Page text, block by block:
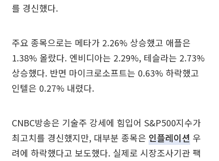
를 경신했다.
주요 종목으로는 메타가 2.26% 상승했고 애플은
1.38% 올랐다. 엔비디아는 2.29%, 테슬라는 2.73%
상승했다. 반면 마이크로소프트는 0.63% 하락했고
인텔은 0.27% 내렸다.
CNBC방송은 기술주 강세에 힘입어 S&P500지수가
최고치를 경신했지만, 대부분 종목은 인플레이션 우
려에 하락했다고 보도했다. 실제로 시장조사기관 팩